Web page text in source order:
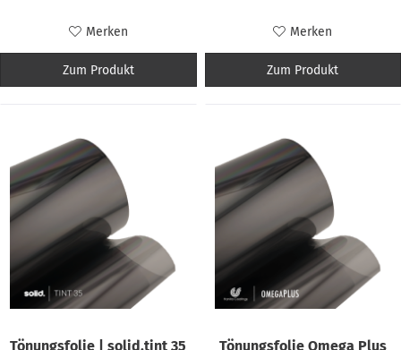
Merken
Zum Produkt
Merken
Zum Produkt
Tönungsfolie | solid.tint 35 Tönungsfolie Omega Plus